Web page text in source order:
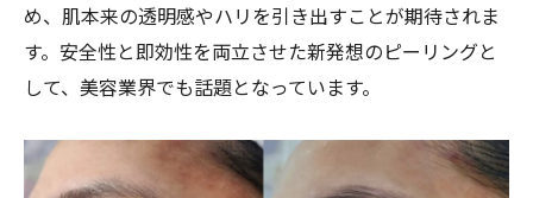
め、肌本来の透明感やハリを引き出すことが期待されま
す。安全性と即効性を両立させた新発想のピーリングと
して、美容業界でも話題となっています。